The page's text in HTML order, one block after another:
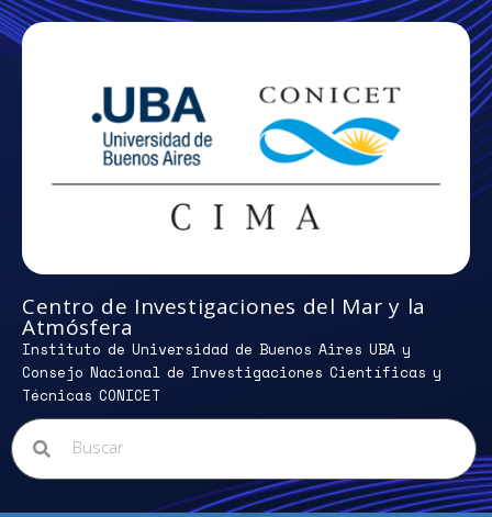
Centro de Investigaciones del Mar y la
Atmósfera
Instituto de Universidad de Buenos Aires UBA y
Consejo Nacional de Investigaciones Científicas y
Técnicas CONICET